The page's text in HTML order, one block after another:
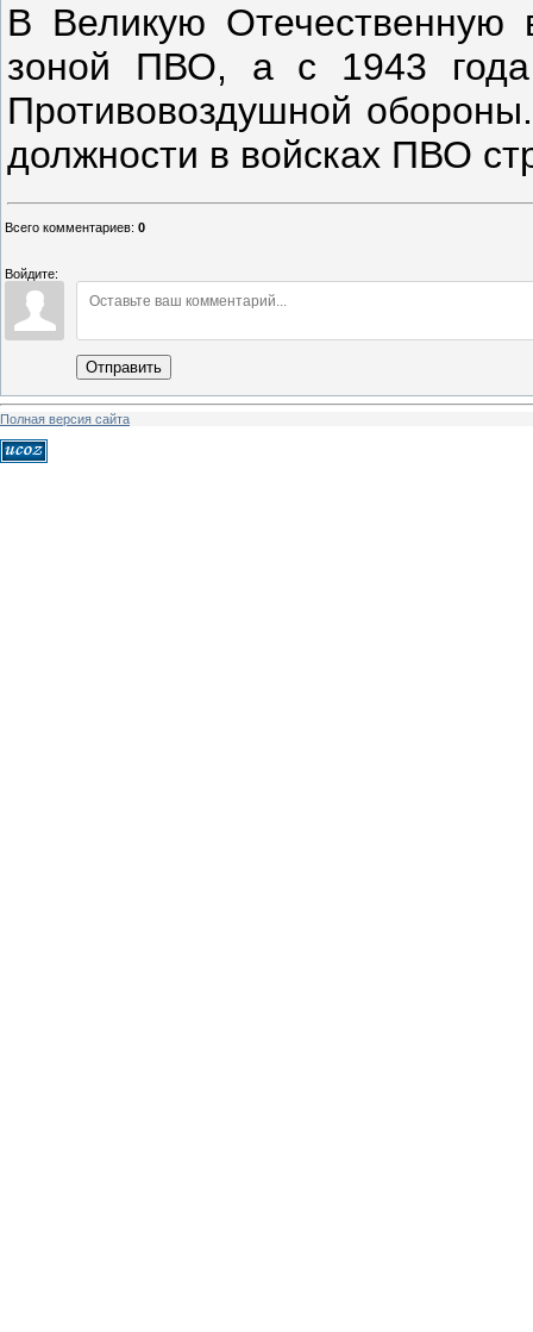
В Великую Отечественную
зоной ПВО, а с 1943 года
Противовоздушной
должности в войсках ПВО
Всего комментариев: 0
Войдите:
Отправить
Полная версия сайта